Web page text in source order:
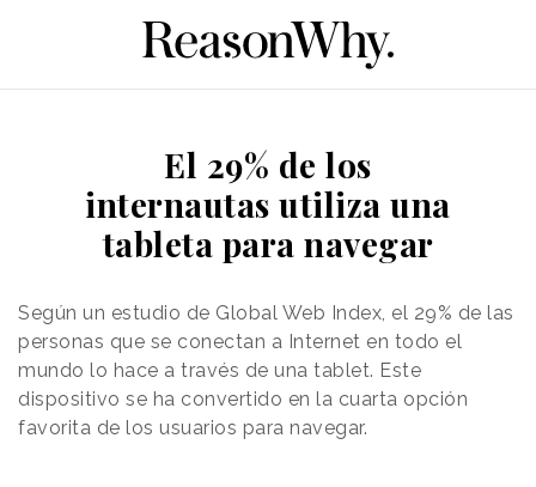
El 29% de los
internautas utiliza una
tableta para navegar
Según un estudio de Global Web Index, el 29% de las
personas que se conectan a Internet en todo el
mundo lo hace a través de una tablet. Este
dispositivo se ha convertido en la cuarta opción
favorita de los usuarios para navegar.